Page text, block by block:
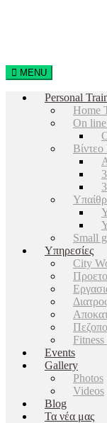
MENU
Personal
Home
On
Small
Υπηρεσίες
City
Events
Gallery
Photos
Videos
Blog
Τα νέα μας